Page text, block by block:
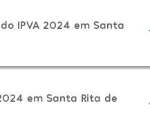
IPVA 2024 em Santa
em Santa Rita de